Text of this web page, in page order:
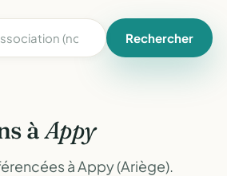
Rechercher
àAppy
à Appy (Ariège).